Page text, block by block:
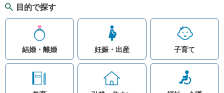
目的で探す
結婚・離婚 妊娠・出産 子育て